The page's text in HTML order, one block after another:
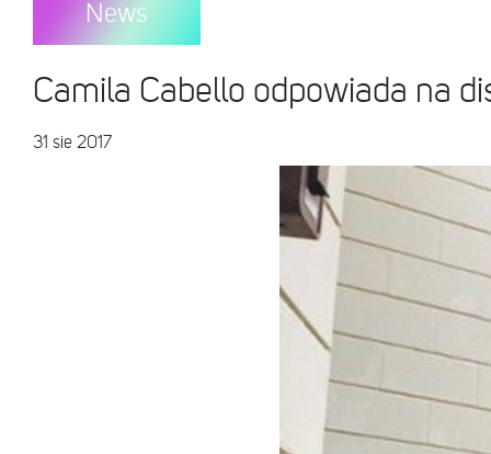
News
Camila Cabello odpowiada na
31 sie 2017